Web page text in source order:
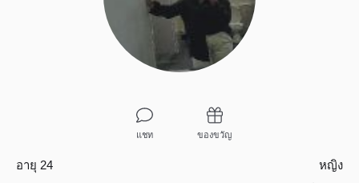
แชท ของขวัญ
อายุ 24
หญิง